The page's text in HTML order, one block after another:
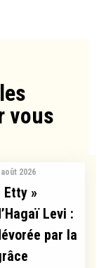
vous​
août 2026
Etty »
Levi :
par la